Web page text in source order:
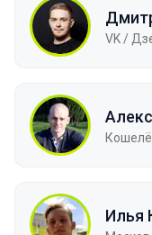
VK /
Илья